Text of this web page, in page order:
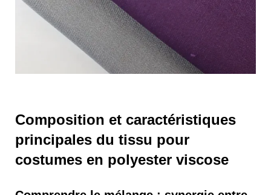
Composition et caractéristiques
principales du tissu pour
costumes en polyester viscose